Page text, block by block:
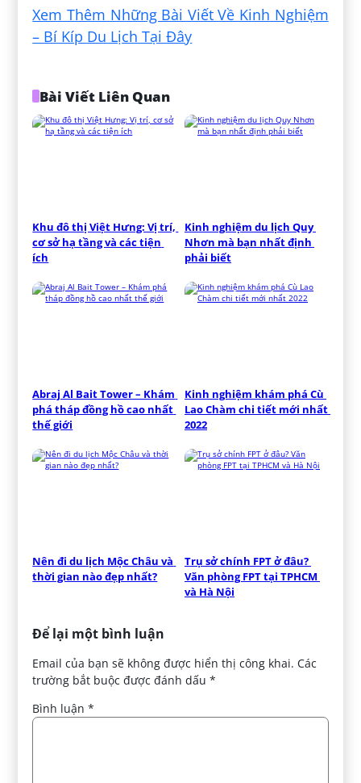
Xem Thêm Những Bài Viết Về Kinh Nghiệm
– Bí Kíp Du Lịch Tại Đây
Bài Viết Liên Quan
Khu đô thị Việt Hưng: Vị trí,
cơ sở hạ tầng và các tiện
ích
Kinh nghiệm du lịch Quy
Nhơn mà bạn nhất định
phải biết
Abraj Al Bait Tower – Khám
phá tháp đồng hồ cao nhất
thế giới
Kinh nghiệm khám phá Cù
Lao Chàm chi tiết mới nhất
2022
Nên đi du lịch Mộc Châu và
thời gian nào đẹp nhất?
Trụ sở chính FPT ở đâu?
Văn phòng FPT tại TPHCM
và Hà Nội
Để lại một bình luận
Email của bạn sẽ không được hiển thị công khai. Các
trường bắt buộc được đánh dấu*
Bình luận*